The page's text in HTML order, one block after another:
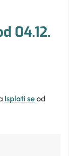
04.12.
Isplati se od